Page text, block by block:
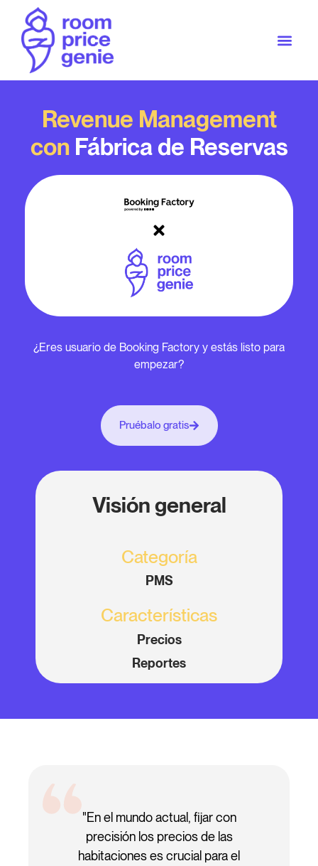
Revenue Management
con Fábrica de Reservas
¿Eres usuario de Booking Factory y estás listo para
empezar?
Pruébalo gratis
Visión general
Categoría
PMS
Características
Precios
Reportes
"En el mundo actual, fijar con
precisión los precios de las
habitaciones es crucial para el